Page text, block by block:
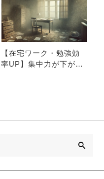
【在宅ワーク・勉強効
率UP】集中力が下がる